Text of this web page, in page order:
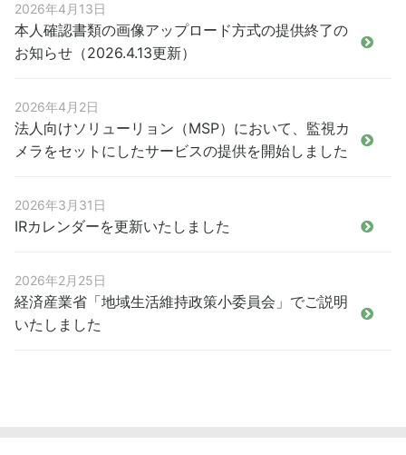
2026年4月13日
本人確認書類の画像アップロード方式の提供終了の
お知らせ（2026.4.13更新）
2026年4月2日
法人向けソリューリョン（MSP）において、監視カ
メラをセットにしたサービスの提供を開始しました
2026年3月31日
IRカレンダーを更新いたしました
2026年2月25日
経済産業省「地域生活維持政策小委員会」でご説明
いたしました